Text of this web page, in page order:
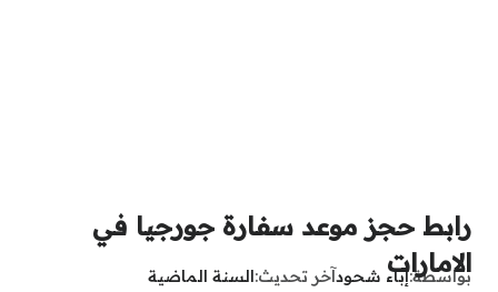
رابط حجز موعد سفارة جورجيا في
الامارات
بواسطةإباء شحودآخر تحديث السنة الماضية